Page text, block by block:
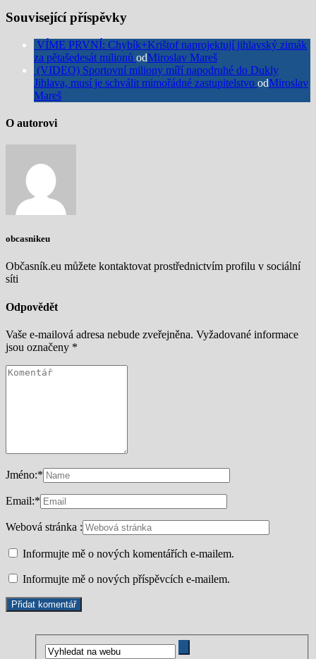
Související příspěvky
VÍME PRVNÍ: Chybík+Krištof naprojektují jihlavský zimák
za pětašedesát milionů odMiroslav Mareš
(VIDEO) Sportovní miliony míří napodruhé do Dukly
Jihlava, musí je schválit mimořádné zastupitelstvo odMiroslav
Mareš
O autorovi
obcasnikeu
Občasník.eu můžete kontaktovat prostřednictvím profilu v sociální
síti
Odpovědět
Vaše e-mailová adresa nebude zveřejněna. Vyžadované informace
jsou označeny *
Jméno:*
Email:*
Webová stránka :
Informujte mě o nových komentářích e-mailem.
Informujte mě o nových příspěvcích e-mailem.